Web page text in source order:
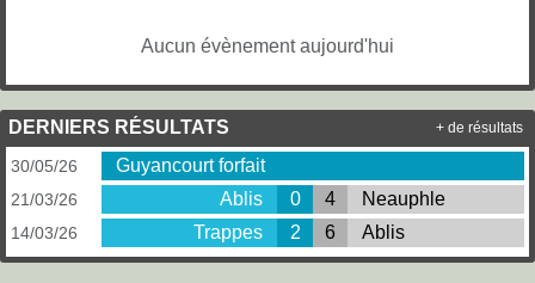
Aucun évènement aujourd'hui
DERNIERS RÉSULTATS
30/05/26 Guyancourt forfait
21/03/26 Ablis 0 4 Neauphle
14/03/26 Trappes 2 6 Ablis
+ de résultats